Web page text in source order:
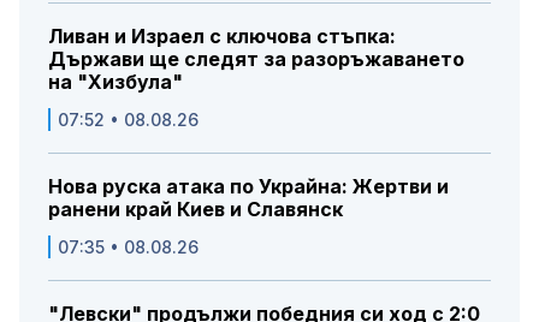
Ливан и Израел с ключова стъпка:
Държави ще следят за разоръжаването
на "Хизбула"
07:52 • 08.08.26
Нова руска атака по Украйна: Жертви и
ранени край Киев и Славянск
07:35 • 08.08.26
"Левски" продължи победния си ход с 2:0